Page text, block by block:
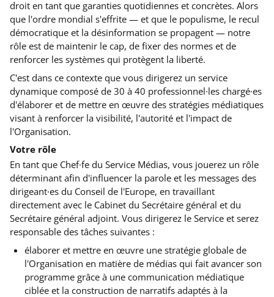
droit en tant que garanties quotidiennes et concrètes. Alors
que l'ordre mondial s'effrite — et que le populisme, le recul
démocratique et la désinformation se propagent — notre
rôle est de maintenir le cap, de fixer des normes et de
renforcer les systèmes qui protègent la liberté.
C'est dans ce contexte que vous dirigerez un service
dynamique composé de 30 à 40 professionnel·les chargé·es
d'élaborer et de mettre en œuvre des stratégies médiatiques
visant à renforcer la visibilité, l'autorité et l'impact de
l'Organisation.
Votre rôle
En tant que Chef·fe du Service Médias, vous jouerez un rôle
déterminant afin d'influencer la parole et les messages des
dirigeant·es du Conseil de l'Europe, en travaillant
directement avec le Cabinet du Secrétaire général et du
Secrétaire général adjoint. Vous dirigerez le Service et serez
responsable des tâches suivantes :
élaborer et mettre en œuvre une stratégie globale de
l'Organisation en matière de médias qui fait avancer son
programme grâce à une communication médiatique
ciblée et la construction de narratifs adaptés à la